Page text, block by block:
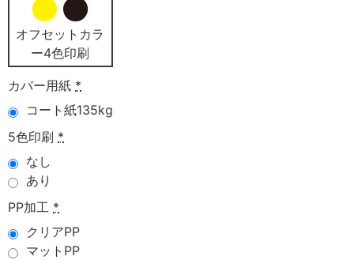
オフセットカラ
ー4色印刷
カバー用紙 *
コート紙135kg
5色印刷 *
なし
あり
PP加工 *
クリアPP
マットPP